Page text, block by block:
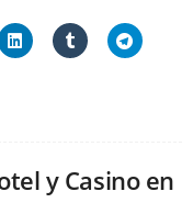
y Casino en